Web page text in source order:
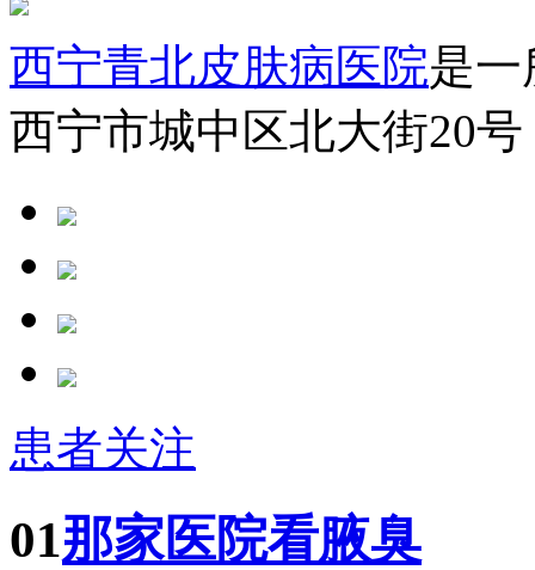
西宁青北皮肤病医院是
西宁市城中区北大街20
患者关注
01那家医院看腋臭